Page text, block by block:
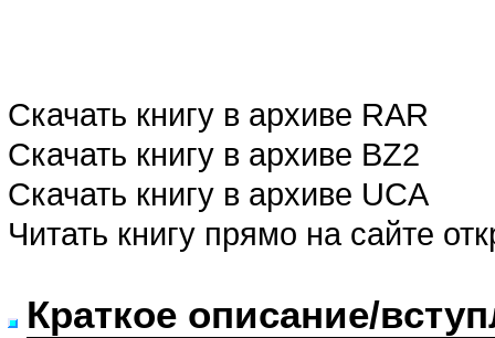
Скачать книгу в архиве RAR
Скачать книгу в архиве BZ2
Скачать книгу в архиве UCA
Читать книгу прямо на сайте
Краткое описание/